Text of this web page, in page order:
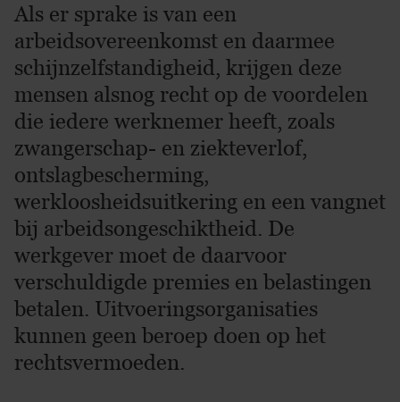
Als er sprake is van een
arbeidsovereenkomst en daarmee
schijnzelfstandigheid, krijgen deze
mensen alsnog recht op de voordelen
die iedere werknemer heeft, zoals
zwangerschap- en ziekteverlof,
ontslagbescherming,
werkloosheidsuitkering en een vangnet
bij arbeidsongeschiktheid. De
werkgever moet de daarvoor
verschuldigde premies en belastingen
betalen. Uitvoeringsorganisaties
kunnen geen beroep doen op het
rechtsvermoeden.